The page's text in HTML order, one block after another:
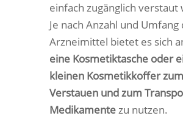
einfach zugänglich verstaut
Je nach Anzahl und Umfang
Arzneimittel bietet es sich
eine Kosmetiktasche oder
kleinen Kosmetikkoffer zum
Verstauen und zum
Medikamentezu nutzen.